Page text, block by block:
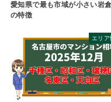
愛知県で最も市域が小さい岩
の特徴
エリア